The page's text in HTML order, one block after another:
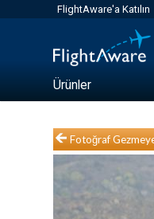
FlightAware'a Katılın
Ürünler
Fotoğraf